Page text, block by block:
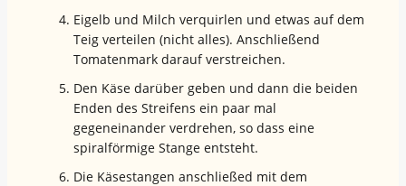
Eigelb und Milch verquirlen und etwas auf dem
Teig verteilen (nicht alles). Anschließend
Tomatenmark darauf verstreichen.
Den Käse darüber geben und dann die beiden
Enden des Streifens ein paar mal
gegeneinander verdrehen, so dass eine
spiralförmige Stange entsteht.
Die Käsestangen anschließed mit dem